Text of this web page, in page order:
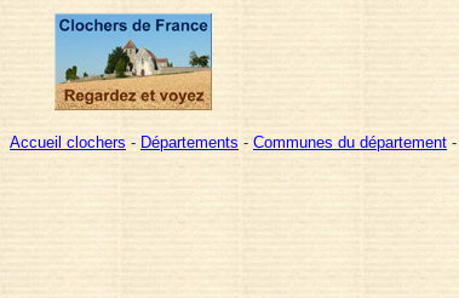
Accueil clochers - Départements - Communes du département -